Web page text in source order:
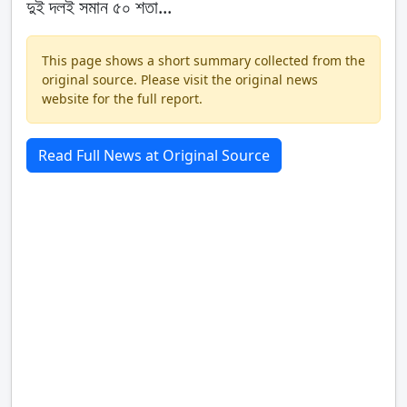
দুই দলই সমান ৫০ শতা...
This page shows a short summary collected from the
original source. Please visit the original news
website for the full report.
Read Full News at Original Source